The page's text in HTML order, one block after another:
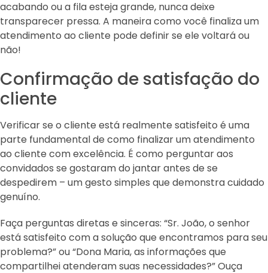
acabando ou a fila esteja grande, nunca deixe
transparecer pressa. A maneira como você finaliza um
atendimento ao cliente pode definir se ele voltará ou
não!
Confirmação de satisfação do
cliente
Verificar se o cliente está realmente satisfeito é uma
parte fundamental de como finalizar um atendimento
ao cliente com excelência. É como perguntar aos
convidados se gostaram do jantar antes de se
despedirem – um gesto simples que demonstra cuidado
genuíno.
Faça perguntas diretas e sinceras: “Sr. João, o senhor
está satisfeito com a solução que encontramos para seu
problema?” ou “Dona Maria, as informações que
compartilhei atenderam suas necessidades?” Ouça